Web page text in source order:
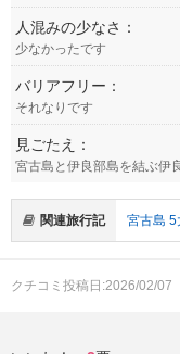
人混みの少なさ：
少なかったです
バリアフリー：
それなりです
見ごたえ：
宮古島と伊良部島を結ぶ伊
関連旅行記 宮古島 5
クチコミ投稿日:2026/02/07